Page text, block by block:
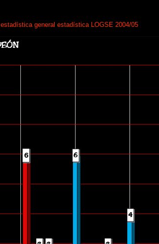
estadística general estadística LOGSE 2004/05